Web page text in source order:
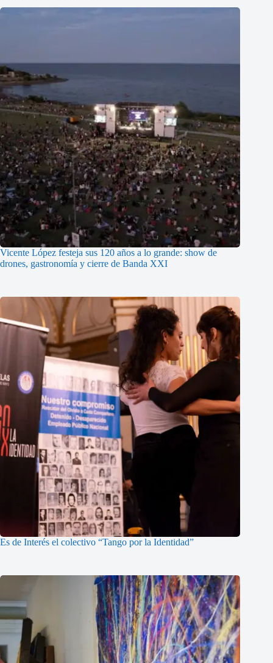
Vicente López festeja sus 120 años a lo grande: show de
drones, gastronomía y cierre de Banda XXI
Es de Interés el colectivo “Tango por la Identidad”